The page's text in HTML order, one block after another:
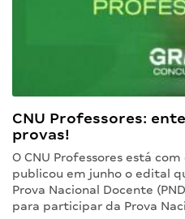
CNU Professores:
provas!
O CNU Professores está
publicou em junho o edital
Prova Nacional Docente
para participar da Prova